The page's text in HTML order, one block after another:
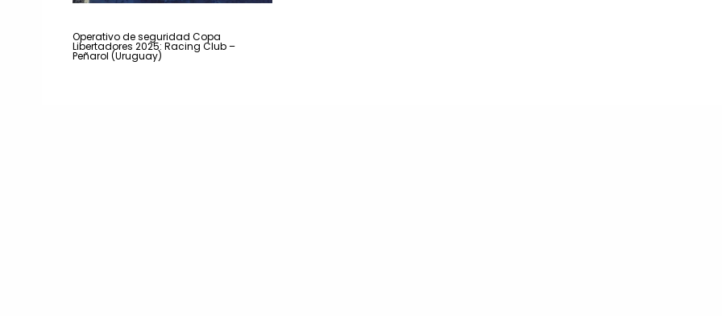
Operativo de seguridad Copa
Libertadores 2025: Racing Club –
Peñarol (Uruguay)